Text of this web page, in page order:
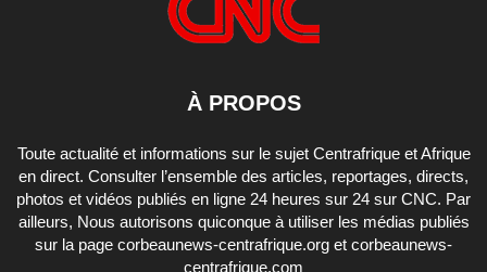
À PROPOS
Toute actualité et informations sur le sujet Centrafrique et Afrique
en direct. Consulter l’ensemble des articles, reportages, directs,
photos et vidéos publiés en ligne 24 heures sur 24 sur CNC. Par
ailleurs, Nous autorisons quiconque à utiliser les médias publiés
sur la page corbeaunews-centrafrique.org et corbeaunews-
centrafrique.com